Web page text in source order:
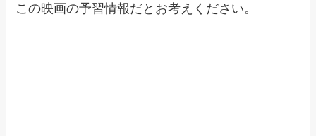
この映画の予習情報だとお考えください。